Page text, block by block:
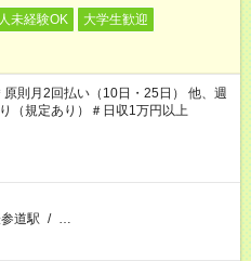
未経験OK
大学生歓迎
原則月2回払い（10日・25日） 他、週
（規定あり）＃日収1万円以上
道駅 / …